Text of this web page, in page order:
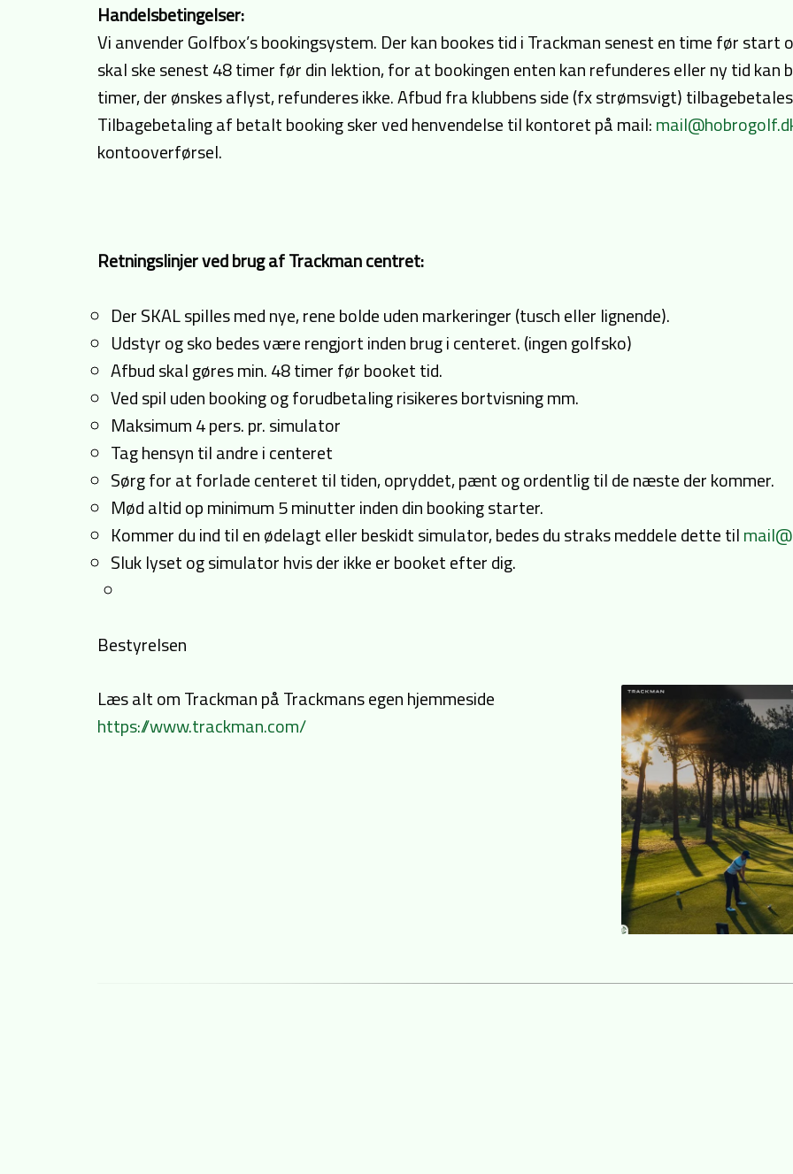
Handelsbetingelser:
Vi anvender Golfbox’s bookingsystem. Der kan bookes tid i Trackman senest en time før start
skal ske senest 48 timer før din lektion, for at bookingen enten kan refunderes eller ny tid
timer, der ønskes aflyst, refunderes ikke. Afbud fra klubbens side (fx strømsvigt)
Tilbagebetaling af betalt booking sker ved henvendelse til kontoret på mail:
kontooverførsel.
Retningslinjer ved brug af Trackman centret:
Der SKAL spilles med nye, rene bolde uden markeringer (tusch eller lignende).
Udstyr og sko bedes være rengjort inden brug i centeret. (ingen golfsko)
Afbud skal gøres min. 48 timer før booket tid.
Ved spil uden booking og forudbetaling risikeres bortvisning mm.
Maksimum 4 pers. pr. simulator
Tag hensyn til andre i centeret
Sørg for at forlade centeret til tiden, opryddet, pænt og ordentlig til de næste der kommer.
Mød altid op minimum 5 minutter inden din booking starter.
Kommer du ind til en ødelagt eller beskidt simulator, bedes du straks meddele dette til
Sluk lyset og simulator hvis der ikke er booket efter dig.
Bestyrelsen
Læs alt om Trackman på Trackmans egen hjemmeside
https://www.trackman.com/